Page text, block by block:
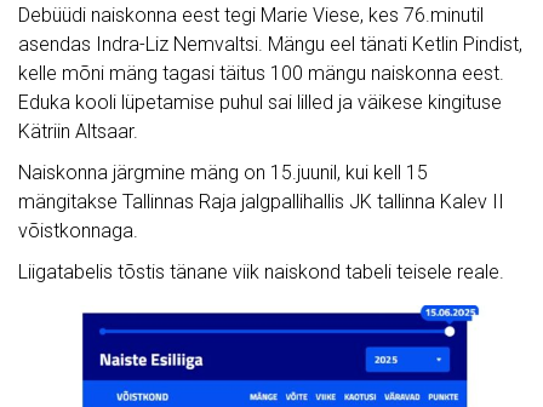
Debüüdi naiskonna eest tegi Marie Viese, kes 76.minutil
asendas Indra-Liz Nemvaltsi. Mängu eel tänati Ketlin Pindist,
kelle mõni mäng tagasi täitus 100 mängu naiskonna eest.
Eduka kooli lüpetamise puhul sai lilled ja väikese kingituse
Kätriin Altsaar.
Naiskonna järgmine mäng on 15.juunil, kui kell 15
mängitakse Tallinnas Raja jalgpallihallis JK tallinna Kalev II
võistkonnaga.
Liigatabelis tõstis tänane viik naiskond tabeli teisele reale.